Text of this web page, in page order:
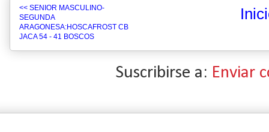
<< SENIOR MASCULINO-
SEGUNDA
ARAGONESA:HOSCAFROST CB
JACA 54 - 41 BOSCOS
Suscribirse a: Enviar